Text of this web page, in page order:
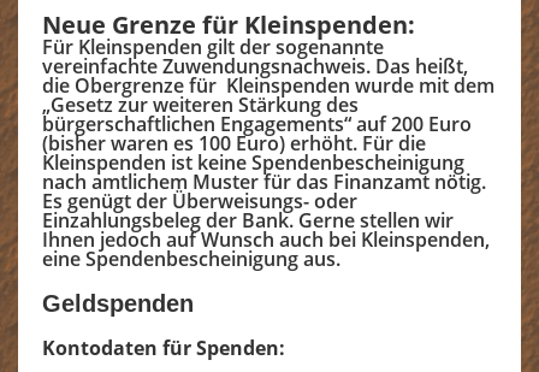
Neue Grenze für Kleinspenden:
Für Kleinspenden gilt der sogenannte
vereinfachte Zuwendungsnachweis. Das heißt,
die Obergrenze für Kleinspenden wurde mit dem
„Gesetz zur weiteren Stärkung des
bürgerschaftlichen Engagements“ auf 200 Euro
(bisher waren es 100 Euro) erhöht. Für die
Kleinspenden ist keine Spendenbescheinigung
nach amtlichem Muster für das Finanzamt nötig.
Es genügt der Überweisungs- oder
Einzahlungsbeleg der Bank. Gerne stellen wir
Ihnen jedoch auf Wunsch auch bei Kleinspenden,
eine Spendenbescheinigung aus.
Geldspenden
Kontodaten für Spenden: